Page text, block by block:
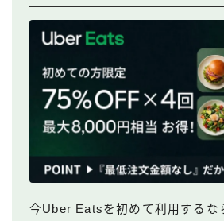
今Uber Eatsを初めて利用するな